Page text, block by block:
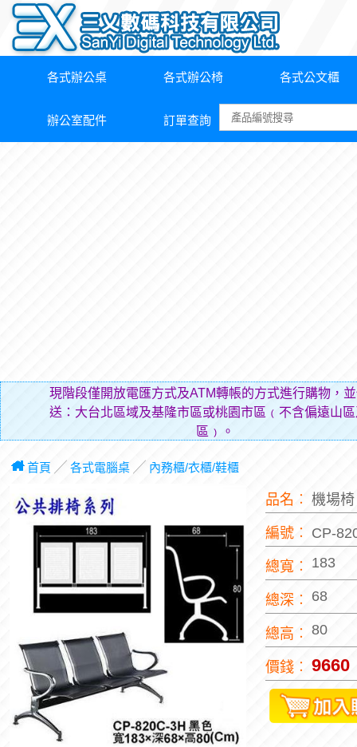
各式辦公桌 各式辦公椅 各式公文櫃
辦公室配件 訂單查詢
有電
內務櫃/衣櫃/鞋櫃
編號︰ CP-
總寬︰ 183
總深︰ 68
總高︰ 80
價錢︰ 9660